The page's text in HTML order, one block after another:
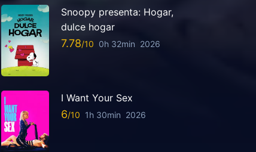
Snoopy presenta: Hogar,
dulce hogar
7.78 0h 32min 2026
I Want Your Sex
6 1h 30min 2026